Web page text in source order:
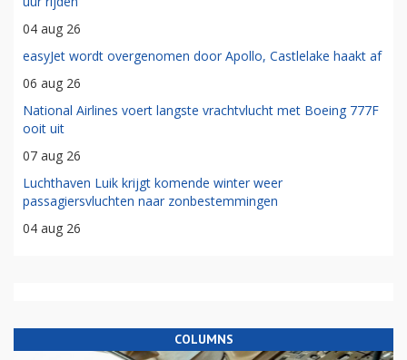
04 aug 26
easyJet wordt overgenomen door Apollo, Castlelake haakt af
06 aug 26
National Airlines voert langste vrachtvlucht met Boeing 777F
ooit uit
07 aug 26
Luchthaven Luik krijgt komende winter weer
passagiersvluchten naar zonbestemmingen
04 aug 26
COLUMNS